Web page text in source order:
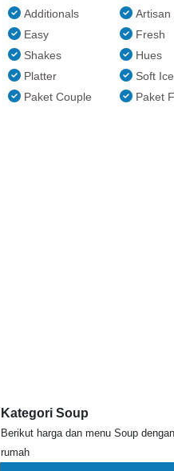
Additionals
Artisan
Easy
Fresh
Shakes
Hues
Platter
Soft
Paket Couple
Paket
Kategori Soup
Berikut harga dan menu Soup
rumah